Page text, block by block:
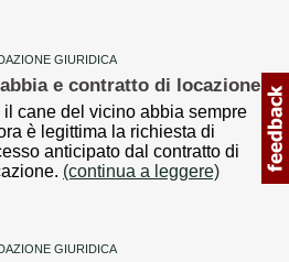
GIURIDICA
e contratto di locazione
il cane del vicino abbia sempre
è legittima la richiesta di
anticipato dal contratto di
(continua a leggere)
GIURIDICA